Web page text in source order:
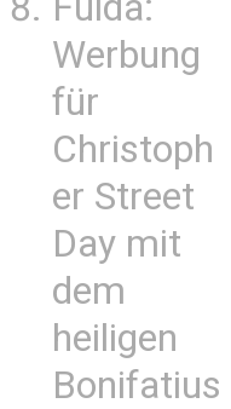
Werbung
für
Christoph
er Street
Day mit
dem
heiligen
Bonifatius